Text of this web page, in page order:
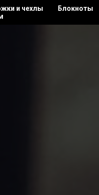
и чехлы Блокноты